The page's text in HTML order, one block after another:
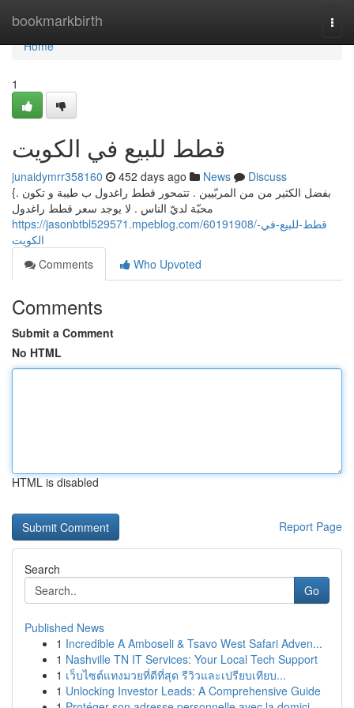
bookmarkbirth
Home
Home
1
قطط للبيع في الكويت
junaidymrr358160 452 days ago News
Discuss
{بفضل الكثير من من المربّيين . تتمحور قطط راغدول ب طيبة و تكون .
محبّة لديّ الناس . لا يوجد سعر قطط راغدول
https://jasonbtbl529571.mpeblog.com/60191908/قطط-للبيع-في-
الكويت
Comments
Who Upvoted
Comments
Submit a Comment
No HTML
HTML is disabled
Report Page
Search
Go
Published News
1 Incredible A Amboseli & Tsavo West Safari Adven...
1 Nashville TN IT Services: Your Local Tech Support
1 เว็บไซต์แทงมวยที่ดีที่สุด รีวิวและเปรียบเทียบ...
1 Unlocking Investor Leads: A Comprehensive Guide